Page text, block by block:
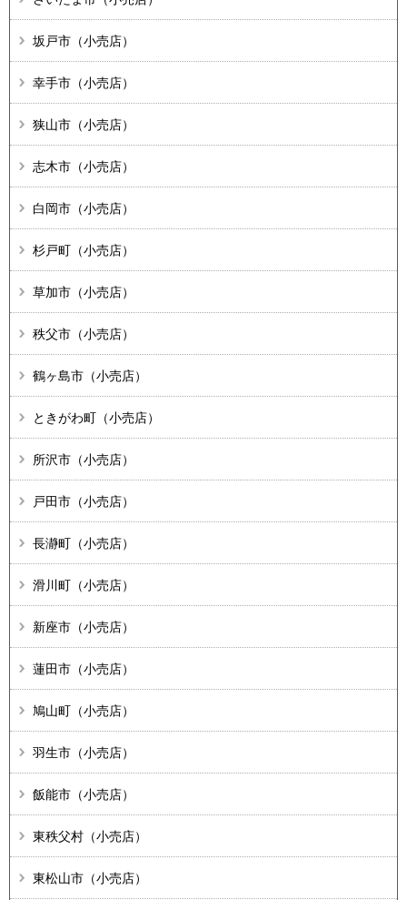
坂戸市（小売店）
幸手市（小売店）
狭山市（小売店）
志木市（小売店）
白岡市（小売店）
杉戸町（小売店）
草加市（小売店）
秩父市（小売店）
鶴ヶ島市（小売店）
ときがわ町（小売店）
所沢市（小売店）
戸田市（小売店）
長瀞町（小売店）
滑川町（小売店）
新座市（小売店）
蓮田市（小売店）
鳩山町（小売店）
羽生市（小売店）
飯能市（小売店）
東秩父村（小売店）
東松山市（小売店）